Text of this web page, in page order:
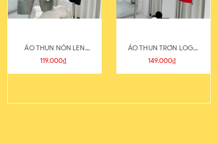
ÁO THUN NÓN LEN
821-1
119.000₫
ÁO THUN TRƠN LOGO
SAU
149.000₫